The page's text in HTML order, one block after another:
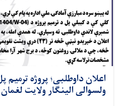
اعلان داوطلبی؛ پروژه ترمیم
ولسوالی الینگار ولایت لغمان